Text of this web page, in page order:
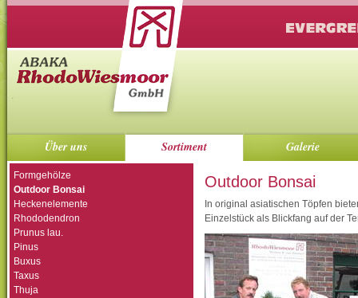
Über uns Sortiment Galerie
Outdoor Bonsai
In original asiatischen Töpfen
Einzelstück als Blickfang auf der
Formgehölze
Outdoor Bonsai
Heckenelemente
Rhododendron
Prunus lau.
Pinus
Buxus
Taxus
Thuja